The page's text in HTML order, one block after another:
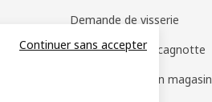
Demande de visserie
Carte cadeau et cagnotte
Objets trouvés en magasin
Continuer sans accepter